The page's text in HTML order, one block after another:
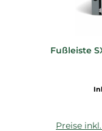
Fußleiste
Preise